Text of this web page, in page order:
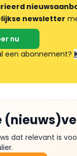
newsletter
nu
een abonnement?
dat relevant is